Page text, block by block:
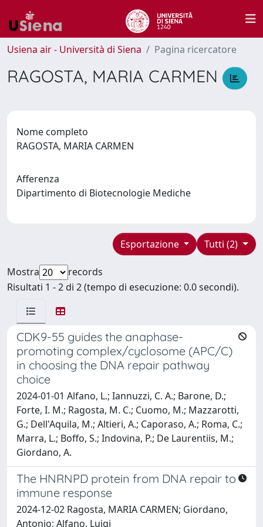
Usiena air - Università di Siena Pagina ricercatore
RAGOSTA, MARIA CARMEN
Nome completo
RAGOSTA, MARIA CARMEN
Afferenza
Dipartimento di Biotecnologie Mediche
Tutti (2)
Esportazione
Mostra
records
Risultati 1 - 2 di 2 (tempo di esecuzione: 0.0 secondi).
CDK9-55 guides the anaphase-
promoting complex/cyclosome (APC/C)
in choosing the DNA repair pathway
choice
2024-01-01 Alfano, L.; Iannuzzi, C. A.; Barone, D.;
Forte, I. M.; Ragosta, M. C.; Cuomo, M.; Mazzarotti,
G.; Dell'Aquila, M.; Altieri, A.; Caporaso, A.; Roma, C.;
Marra, L.; Boffo, S.; Indovina, P.; De Laurentiis, M.;
Giordano, A.
The HNRNPD protein from DNA repair to
immune response
2024-12-02 Ragosta, MARIA CARMEN; Giordano,
Antonio; Alfano, Luigi